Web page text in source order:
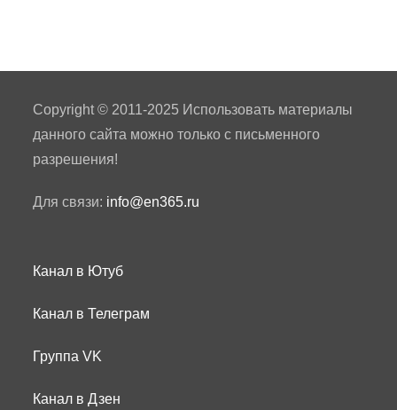
Copyright © 2011-2025 Использовать материалы
данного сайта можно только с письменного
разрешения!
Для связи: info@en365.ru
Канал в Ютуб
Канал в Телеграм
Группа VK
Канал в Дзен